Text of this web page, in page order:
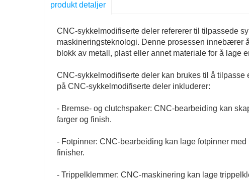
produkt detaljer
CNC-sykkelmodifiserte deler refererer til tilpassede
maskineringsteknologi. Denne prosessen innebærer
blokk av metall, plast eller annet materiale for å lage
CNC-sykkelmodifiserte deler kan brukes til å
på CNC-sykkelmodifiserte deler inkluderer:
- Bremse- og clutchspaker: CNC-bearbeiding kan
farger og finish.
- Fotpinner: CNC-bearbeiding kan lage fotpinner
finisher.
- Trippelklemmer: CNC-maskinering kan lage